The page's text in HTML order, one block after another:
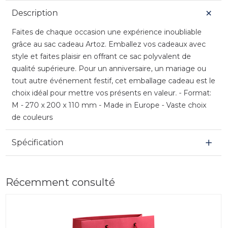
Description
Faites de chaque occasion une expérience inoubliable
grâce au sac cadeau Artoz. Emballez vos cadeaux avec
style et faites plaisir en offrant ce sac polyvalent de
qualité supérieure. Pour un anniversaire, un mariage ou
tout autre événement festif, cet emballage cadeau est le
choix idéal pour mettre vos présents en valeur. - Format:
M - 270 x 200 x 110 mm - Made in Europe - Vaste choix
de couleurs
Spécification
Récemment consulté